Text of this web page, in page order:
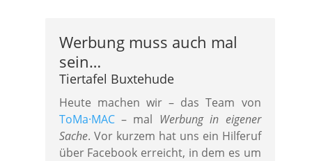
Werbung muss auch mal
sein…
Tiertafel Buxtehude
Heute machen wir – das Team von
ToMa·MAC– mal Werbung in eigener
Sache. Vor kurzem hat uns ein Hilferuf
über Facebook erreicht, in dem es um